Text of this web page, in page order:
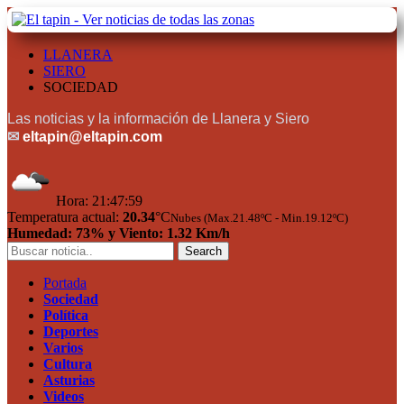
LLANERA
SIERO
SOCIEDAD
Las noticias y la información de Llanera y Siero
✉ eltapin@eltapin.com
Hora: 21:48:00
Temperatura actual: 20.34°CNubes (Max.21.48ºC - Min.19.12ºC)
Humedad: 73% y Viento: 1.32 Km/h
Portada
Sociedad
Política
Deportes
Varios
Cultura
Asturias
Videos